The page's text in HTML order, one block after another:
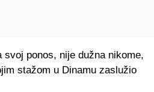
ponos, nije dužna nikome,
stažom u Dinamu zaslužio